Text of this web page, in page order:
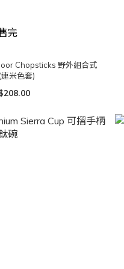
完
Chopsticks 野外組合式
米色套)